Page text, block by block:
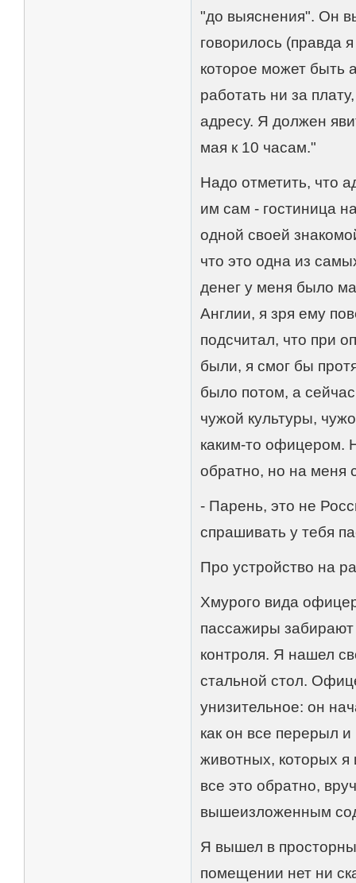
"до выяснения". Он
говорилось (правда
которое может быть
работать ни за
адресу. Я должен
мая к 10 часам."
Надо отметить, что
им сам - гостиница
одной своей
что это одна из
денег у меня было
Англии, я зря ему
подсчитал, что при
были, я смог бы
было потом, а
чужой культуры,
каким-то офицером.
обратно, но на меня
- Парень, это не
спрашивать у тебя
Про устройство на
Хмурого вида
пассажиры
контроля. Я нашел
стальной стол.
унизительное: он
как он все перерыл
животных, которых я
все это обратно,
вышеизложенным
Я вышел в
помещении нет ни